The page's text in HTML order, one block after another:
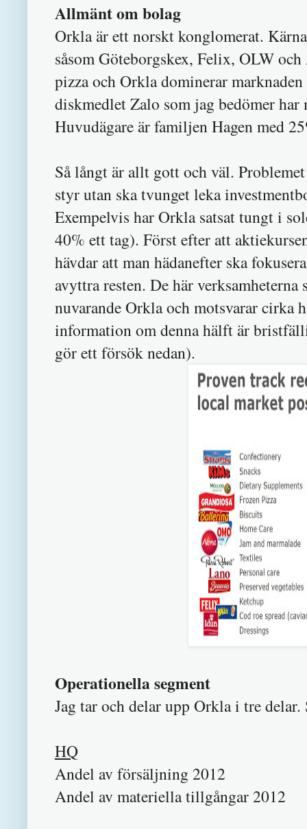
Allmänt om bolag
Orkla är ett norskt konglomerat.
såsom Göteborgskex, Felix, OLW
pizza och Orkla dominerar
diskmedlet Zalo som jag bedömer
Huvudägare är familjen Hagen med
Så långt är allt gott och väl.
styr utan ska tvunget leka
Exempelvis har Orkla satsat tungt i
40% ett tag). Först efter att
hävdar att man hädanefter ska
avyttra resten. De här
nuvarande Orkla och motsvarar
information om denna hälft är
gör ett försök nedan).
Operationella segment
Jag tar och delar upp Orkla i tre
HQ
Andel av försäljning
Andel av materiella tillgångar